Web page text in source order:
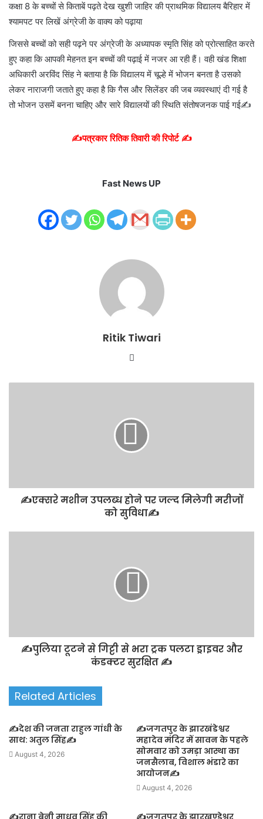
कक्षा 8 के बच्चों से किताबें पढ़ते देख खुशी जाहिर की प्राथमिक विद्यालय बैरिहार में
श्यामपट पर लिखें अंग्रेजी के वाक्य को पढ़ाया
जिससे बच्चों को सही पढ़ने पर अंग्रेजी के अध्यापक स्मृति सिंह को प्रोत्साहित करते
हुए कहा कि आपकी मेहनत इन बच्चों की पढ़ाई में नजर आ रही हैं। वही खंड शिक्षा
अधिकारी अरविंद सिंह ने बताया है कि विद्यालय में चूल्हे में भोजन बनता है उसको
लेकर नाराजगी जताते हुए कहा है कि गैस और सिलेंडर की जब व्यवस्थाएं दी गई है
तो भोजन उसमें बनना चाहिए और सारे विद्यालयों की स्थिति संतोषजनक पाई गई✍️
✍️पत्रकार रितिक तिवारी की रिपोर्ट ✍️
Fast News UP
Ritik Tiwari
Website
✍️एक्सरे मशीन उपलब्ध होने पर जल्द मिलेगी मरीजों
को सुविधा✍️
✍️पुलिया टूटने से गिट्टी से भरा ट्रक पलटा ड्राइवर और
कंडक्टर सुरक्षित ✍️
Related Articles
✍️देश की जनता राहुल गांधी के
साथ: अतुल सिंह✍️
August 4, 2026
✍️जगतपुर के झारखंडेश्वर
महादेव मंदिर में सावन के पहले
सोमवार को उमड़ा आस्था का
जनसैलाब, विशाल भंडारे का
आयोजन✍️
August 4, 2026